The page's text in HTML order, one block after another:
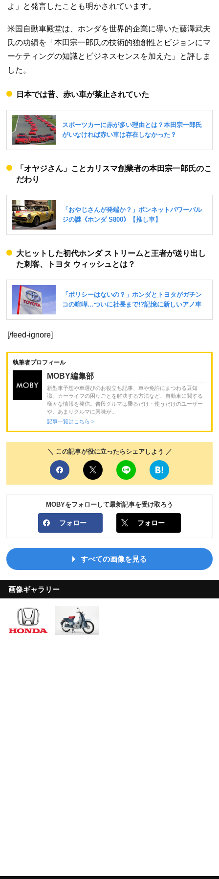
よ」と発言したことも明かされています。
米国自動車殿堂は、ホンダを世界的企業に導いた藤澤武夫
氏の功績を「本田宗一郎氏の技術的独創性とビジョンにマ
ーケティングの知識とビジネスセンスを加えた」と評しま
した。
日本では昔、赤い車が禁止されていた
「オヤジさん」ことカリスマ創業者の本田宗一郎氏のこ
だわり
大ヒットした初代ホンダ ストリームと王者が送り出し
た刺客、トヨタ ウィッシュとは？
[/feed-ignore]
執筆者プロフィール
MOBY編集部
新型車予想や車選びのお役立ち記事、車や免許にまつわる豆知
識、カーライフの困りごとを解決する方法など、自動車に関する
様々な情報を発信。普段クルマは乗るだけ・使うだけのユーザー
や、あまりクルマに興味が...
記事一覧はこちら >
＼ この記事が役に立ったらシェアしよう ／
MOBYをフォローして最新記事を受け取ろう
フォロー フォロー
すべての画像を見る
画像ギャラリー